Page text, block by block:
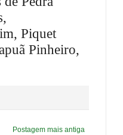
Piquet
Pinheiro,
Postagem mais antiga